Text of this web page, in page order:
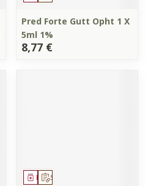
Pred Forte Gutt Opht 1 X
5ml 1%
8,77 €
Sur prescription
Médicament